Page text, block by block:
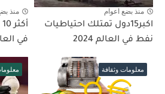
منذ بضع اعوام
اكبر15دول تمتلك احتياطيات
نفط في العالم 2024
منذ
في
معلومات وثقافة